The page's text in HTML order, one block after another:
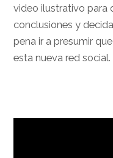
video ilustrativo para
conclusiones y
pena ir a presumir
esta nueva red social.